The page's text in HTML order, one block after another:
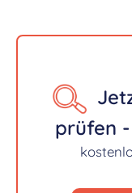
prüfen